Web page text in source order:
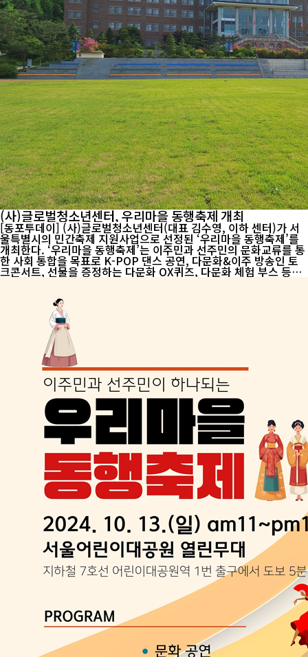
(사)글로벌청소년센터, 우리마을 동행축제 개최
[동포투데이] (사)글로벌청소년센터(대표 김수영, 이하 센터)가 서
울특별시의 민간축제 지원사업으로 선정된 ‘우리마을 동행축제’를
개최한다. ‘우리마을 동행축제’는 이주민과 선주민의 문화교류를 통
한 사회 통합을 목표로 K-POP 댄스 공연, 다문화&이주 방송인 토
크콘서트, 선물을 증정하는 다문화 OX퀴즈, 다문화 체험 부스 등으
로 진행된다. ‘우리마을 동행축제’는 2024년 10월 13일(일) 11시부
표는 “이번 프로그램을 통해 이주민과 선주민의 상호 이해를 통해
이주민과 선주민의 화합을 기대한다.”고 전했다. (사)글로벌청소년
센터는 이주배경청소년(9세∼24세)에게 안정적인 한국사회 정착을
위하여 ▲단계별 한국어 교육 ▲한국 학교 편·입학을 위한 서류 안
내 ▲개별 상담을 통한 정...